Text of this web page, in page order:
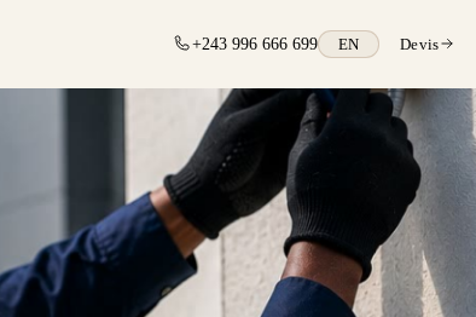
+243 996 666 699 EN Devis